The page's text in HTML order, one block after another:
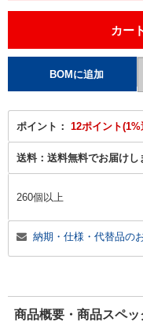
ポイント： 12ポイント(1%
送料： 送料無料でお届けし
260個以上
納期・仕様・代替品の
商品概要・商品スペッ